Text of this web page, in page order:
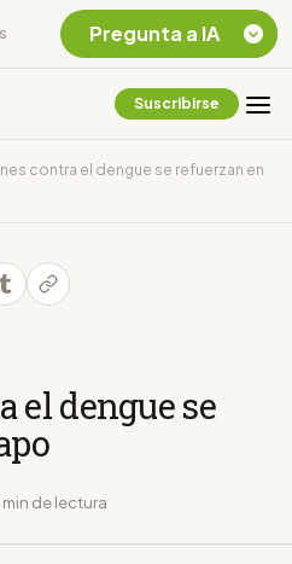
Suscribirse
contra el dengue se refuerzan en
el dengue se
min de lectura
Pregunta a IA
Chevron Ecuador